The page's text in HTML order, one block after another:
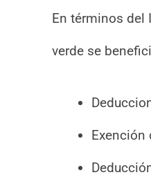
En términos del
verde se
Exención